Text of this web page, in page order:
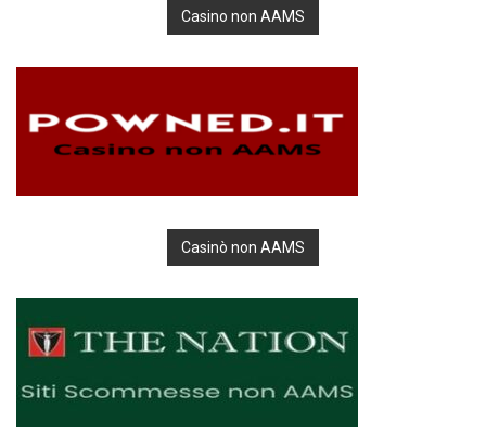
Casino non AAMS
Casinò non AAMS